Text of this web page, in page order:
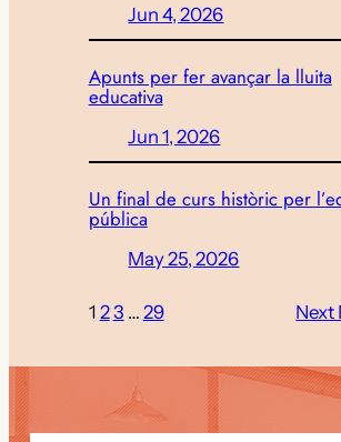
Jun 4, 2026
Apunts per fer avançar la lluita
educativa
Jun 1, 2026
Un final de curs històric per
pública
May 25, 2026
1 23 … 29 Next